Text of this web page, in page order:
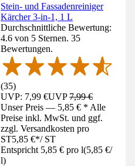
Stein- und Fassadenreiniger
Kärcher 3-in-1, 1 L
Durchschnittliche Bewertung:
4.6 von 5 Sternen. 35
Bewertungen.
(35)
UVP: 7,99 €UVP7,99 €
Unser Preis — 5,85 € * Alle
Preise inkl. MwSt. und ggf.
zzgl. Versandkosten pro
ST5,85 €*/ ST
Entspricht 5,85 € pro l(5,85 €/
l)